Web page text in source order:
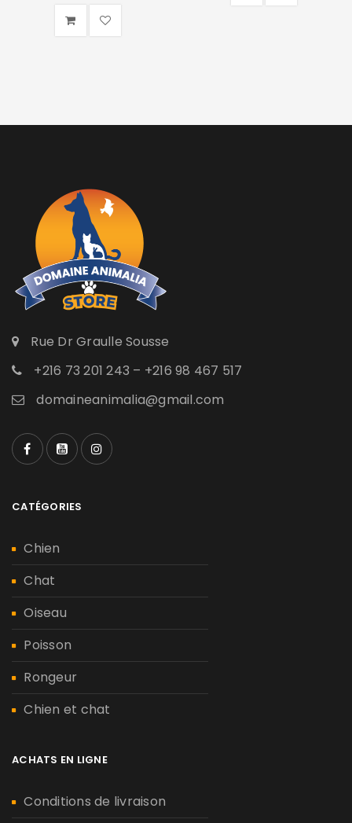
Se souvenir de moi
Rue Dr Graulle Sousse
+216 73 201 243 – +216 98 467 517
domaineanimalia@gmail.com
CATÉGORIES
Chien
Chat
Oiseau
Poisson
Rongeur
Chien et chat
ACHATS EN LIGNE
Conditions de livraison